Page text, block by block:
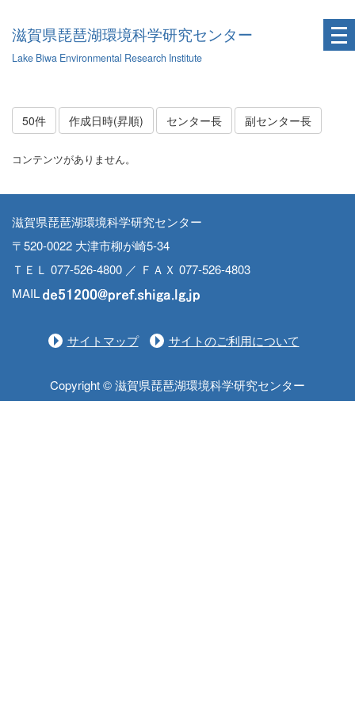
滋賀県琵琶湖環境科学研究センター
Lake Biwa Environmental Research Institute
50件 作成日時(昇順) センター長 副センター長
コンテンツがありません。
滋賀県琵琶湖環境科学研究センター
〒520-0022 大津市柳が崎5-34
ＴＥＬ 077-526-4800 ／ ＦＡＸ 077-526-4803
MAIL
サイトマップ サイトのご利用について
Copyright © 滋賀県琵琶湖環境科学研究センター